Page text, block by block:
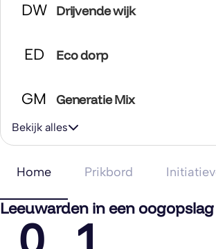
DW Drijvende wijk
ED Eco dorp
GM Generatie Mix
Bekijk alles
Home Prikbord
Leeuwarden in een oogopslag